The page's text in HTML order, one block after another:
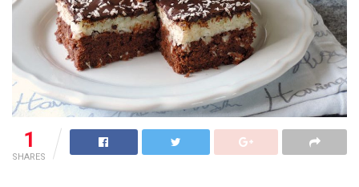
1
SHARES